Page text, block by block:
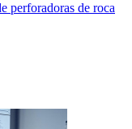
perforadoras de roca